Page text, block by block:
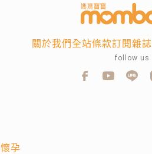
懷孕
關於我們全站條款訂閱雜誌
follow us